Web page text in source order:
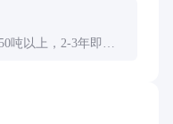
吨以上，2-3年即可